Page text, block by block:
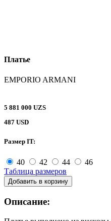
Платье
EMPORIO ARMANI
5 881 000 UZS
487 USD
Размер IT:
40 42 44
46
Таблица размеров
Добавить в корзину
Описание: